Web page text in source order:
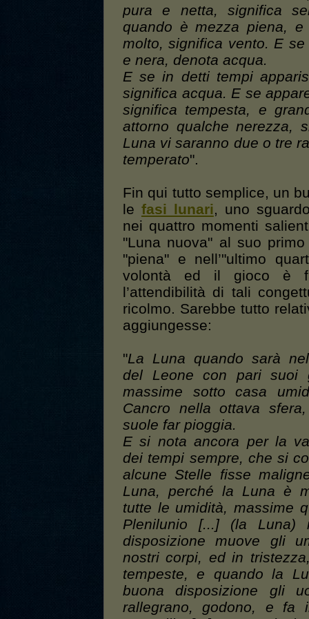
pura e netta, significa
quando è mezza piena,
molto, significa vento. E
e nera, denota acqua.
E se in detti tempi
significa acqua. E se
significa tempesta, e
attorno qualche nerezza,
Luna vi saranno due o tre
temperato".
Fin qui tutto semplice, un
le fasi lunari, uno
nei quattro momenti
"Luna nuova" al suo
"piena" e nell’"ultimo
volontà ed il gioco è
l’attendibilità di tali
ricolmo. Sarebbe tutto
aggiungesse:
"La Luna quando sarà
del Leone con pari suoi
massime sotto casa
Cancro nella ottava
suole far pioggia.
E si nota ancora per la
dei tempi sempre, che si
alcune Stelle fisse
Luna, perché la Luna è
tutte le umidità, massime
Plenilunio [...] (la Luna)
disposizione muove gli
nostri corpi, ed in
tempeste, e quando la
buona disposizione gli
rallegrano, godono, e fa